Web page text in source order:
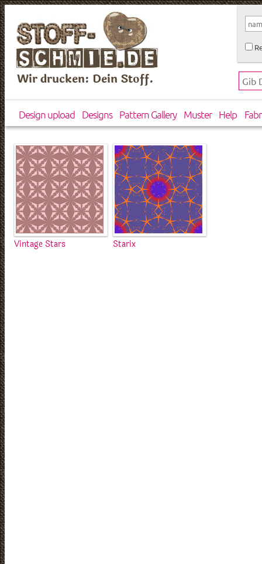
Wir drucken: Dein Stoff.
Design upload Designs Pattern Gallery Muster Help
Vintage Stars Starix